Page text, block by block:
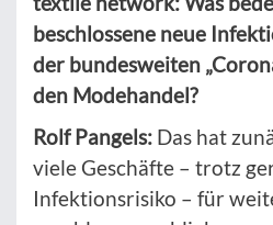
beschlossene neue
der bundesweiten
den Modehandel?
Rolf Pangels: Das hat
viele Geschäfte – trotz
Infektionsrisiko – für